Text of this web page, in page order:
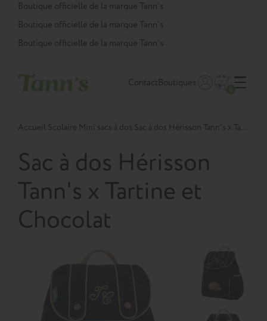
Panneau de gestion des cookies
Boutique officielle de la marque Tann’s
Boutique officielle de la marque Tann’s
Boutique officielle de la marque Tann’s
ContactBoutiques
Accueil Scolaire Mini sacs à dos Sac à dos Hérisson Tann's x Tartine et Chocolat TU
Sac à dos Hérisson
Tann's x Tartine et
Chocolat